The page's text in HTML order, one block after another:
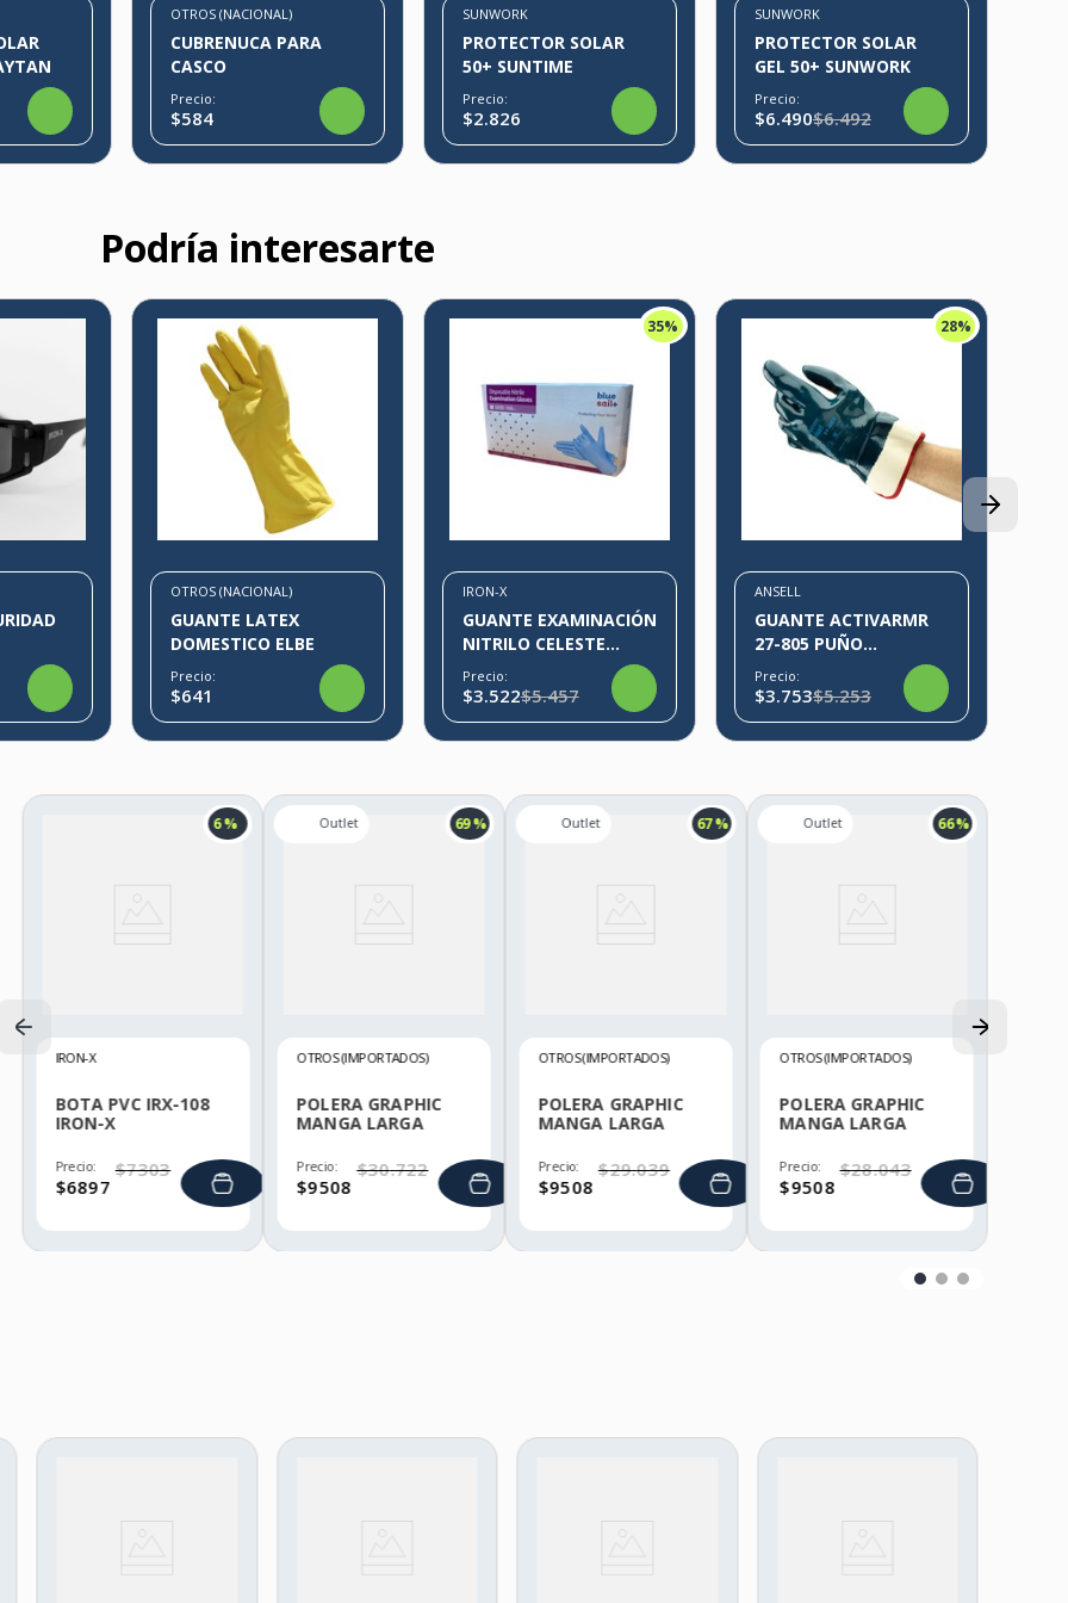
OTROS (NACIONAL)
CUBRENUCA PARA
CASCO
Precio:
$584
SUNWORK
PROTECTOR SOLAR
50+ SUNTIME
Precio:
$2.826
SUNWORK
PROTECTOR SOLAR
GEL 50+ SUNWORK
Precio:
$6.490$6.492
Podría interesarte
OTROS (NACIONAL)
GUANTE LATEX
DOMESTICO ELBE
Precio:
$641
35%
IRON-X
GUANTE EXAMINACIÓN
NITRILO CELESTE
IRON-X
Precio:
$3.522$5.457
28%
ANSELL
GUANTE ACTIVARMR
27-805 PUÑO
SEGURIDAD ANSELL
Precio:
$3.753$5.253
6 %
IRON-X
BOTA PVC IRX-108
IRON-X
Precio:
$6897
$7303
69 %
OTROS (IMPORTADOS)
POLERA GRAPHIC
MANGA LARGA
Precio:
$9508
$30.722
67 %
OTROS (IMPORTADOS)
POLERA GRAPHIC
MANGA LARGA
Precio:
$9508
$29.039
66 %
OTROS (IMPORTADOS)
POLERA GRAPHIC
MANGA LARGA
Precio:
$9508
$28.043